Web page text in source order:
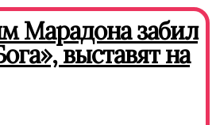
Марадона забил
выставят на